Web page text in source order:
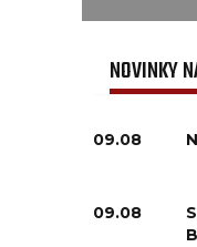
NOVINKY
09.08
09.08